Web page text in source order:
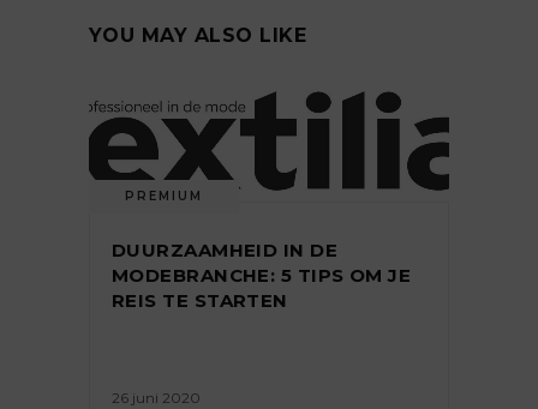
YOU MAY ALSO LIKE
PREMIUM
DUURZAAMHEID IN DE
MODEBRANCHE: 5 TIPS OM JE
REIS TE STARTEN
26 juni 2020